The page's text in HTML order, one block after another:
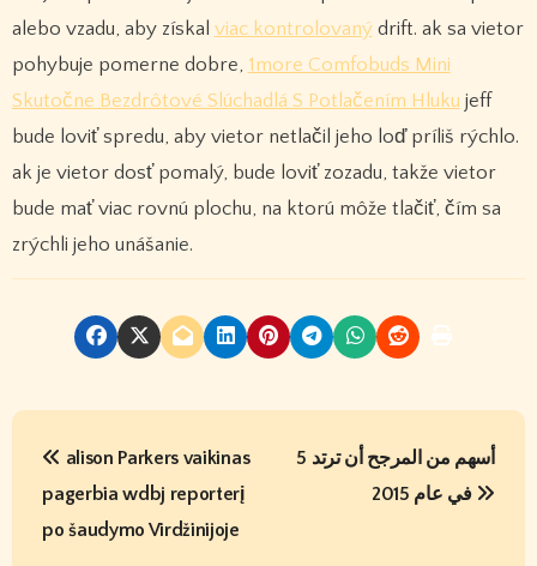
alebo vzadu, aby získal viac kontrolovanýdrift. ak sa vietor
pohybuje pomerne dobre, 1more Comfobuds Mini
Skutočne Bezdrôtové Slúchadlá S Potlačením Hluku jeff
bude loviť spredu, aby vietor netlačil jeho loď príliš rýchlo.
ak je vietor dosť pomalý, bude loviť zozadu, takže vietor
bude mať viac rovnú plochu, na ktorú môže tlačiť, čím sa
zrýchli jeho unášanie.
P
alison Parkers vaikinas
pagerbia wdbj reporterį
po šaudymo Virdžinijoje
5 أسهم من المرجح أن ترتد
في عام 2015